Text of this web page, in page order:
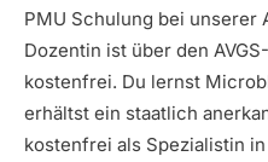
PMU Schulung bei
Dozentin ist über den
kostenfrei. Du lernst
erhältst ein staatlich
kostenfrei als Spezialistin